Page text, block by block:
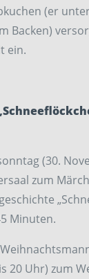
(er
Backen)
ein.
(30.
zum
Minuten.
20 Uhr) zum